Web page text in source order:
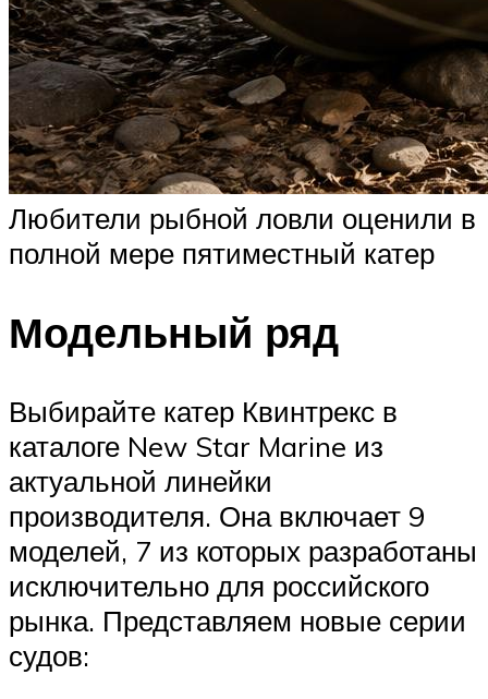
Любители рыбной ловли оценили в
полной мере пятиместный катер
Модельный ряд
Выбирайте катер Квинтрекс в
каталоге New Star Marine из
актуальной линейки
производителя. Она включает 9
моделей, 7 из которых разработаны
исключительно для российского
рынка. Представляем новые серии
судов: